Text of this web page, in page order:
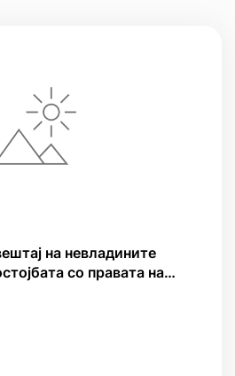
на невладините
со правата на